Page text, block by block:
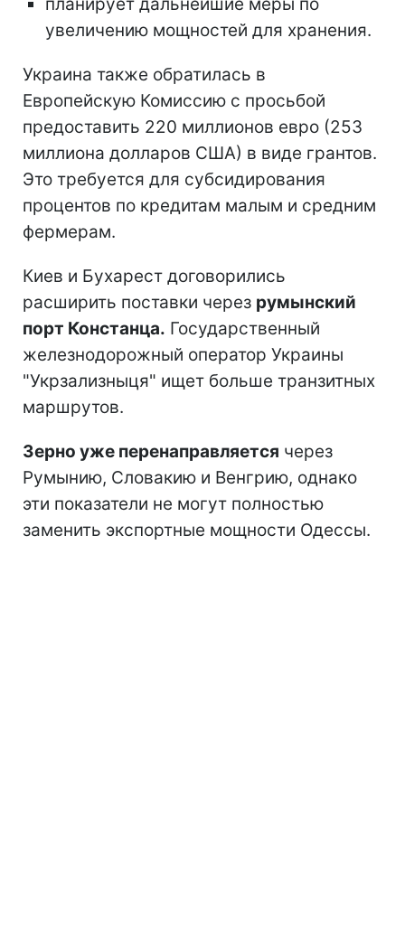
увеличению мощностей для хранения.
Украина также обратилась в
Европейскую Комиссию с просьбой
предоставить 220 миллионов евро (253
миллиона долларов США) в виде грантов.
Это требуется для субсидирования
процентов по кредитам малым и средним
фермерам.
Киев и Бухарест договорились
расширить поставки через румынский
порт Констанца. Государственный
железнодорожный оператор Украины
"Укрзализныця" ищет больше транзитных
маршрутов.
Зерно уже перенаправляется через
Румынию, Словакию и Венгрию, однако
эти показатели не могут полностью
заменить экспортные мощности Одессы.